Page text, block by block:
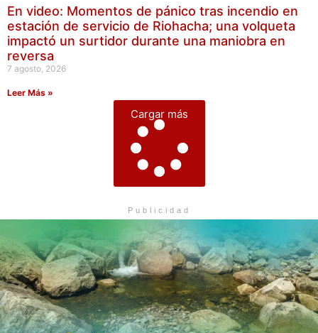
En video: Momentos de pánico tras incendio en
estación de servicio de Riohacha; una volqueta
impactó un surtidor durante una maniobra en
reversa
7 agosto, 2026
Leer Más »
Cargar más
Publicidad